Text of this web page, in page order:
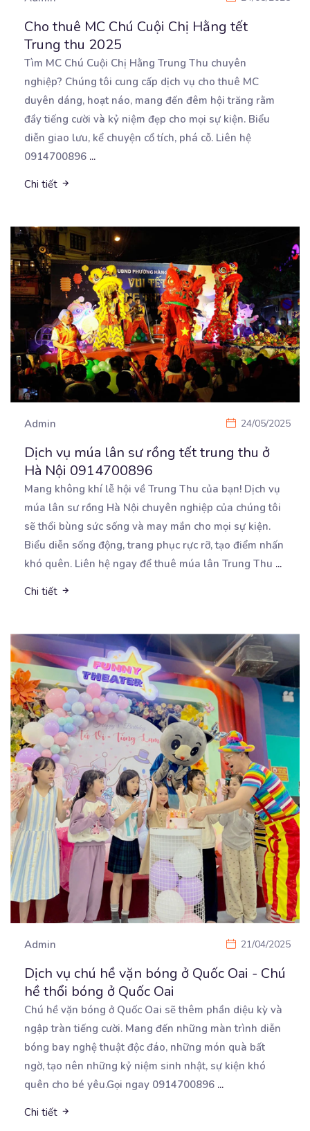
Cho thuê MC Chú Cuội Chị Hằng tết
Trung thu 2025
Tìm MC Chú Cuội Chị Hằng Trung Thu chuyên
nghiệp? Chúng tôi cung cấp dịch vụ cho thuê MC
duyên dáng, hoạt náo, mang đến đêm hội trăng rằm
đầy tiếng cười và kỷ niệm đẹp cho mọi sự kiện. Biểu
diễn giao lưu, kể chuyện cổ tích, phá cỗ. Liên hệ
0914700896 ...
Chi tiết
Admin 24/05/2025
Dịch vụ múa lân sư rồng tết trung thu ở
Hà Nội 0914700896
Mang không khí lễ hội về Trung Thu của bạn! Dịch vụ
múa lân sư rồng Hà Nội chuyên nghiệp của chúng tôi
sẽ thổi bùng sức sống và may mắn cho mọi sự kiện.
Biểu diễn sống động, trang phục rực rỡ, tạo điểm nhấn
khó quên. Liên hệ ngay để thuê múa lân Trung Thu ...
Chi tiết
Admin 21/04/2025
Dịch vụ chú hề vặn bóng ở Quốc Oai - Chú
hề thổi bóng ở Quốc Oai
Chú hề vặn bóng ở Quốc Oai sẽ thêm phần diệu kỳ và
ngập tràn tiếng cười. Mang đến những màn trình diễn
bóng bay nghệ thuật độc đáo, những món quà bất
ngờ, tạo nên những kỷ niệm sinh nhật, sự kiện khó
quên cho bé yêu.Gọi ngay 0914700896 ...
Chi tiết